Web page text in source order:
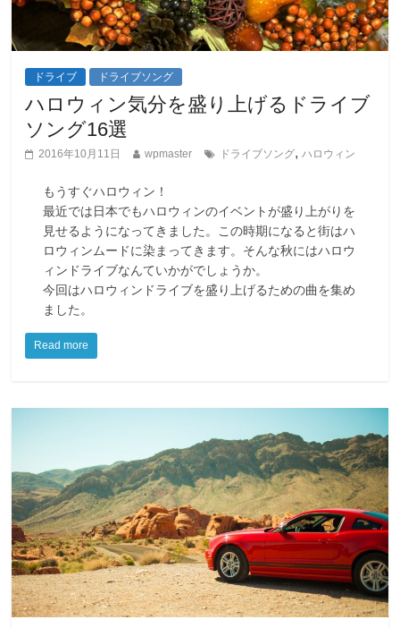
ドライブ ドライブソング
ハロウィン気分を盛り上げるドライブ
ソング16選
2016年10月11日 wpmaster ドライブソング, ハロウィン
もうすぐハロウィン！
最近では日本でもハロウィンのイベントが盛り上がりを
見せるようになってきました。この時期になると街はハ
ロウィンムードに染まってきます。そんな秋にはハロウ
ィンドライブなんていかがでしょうか。
今回はハロウィンドライブを盛り上げるための曲を集め
ました。
Read more